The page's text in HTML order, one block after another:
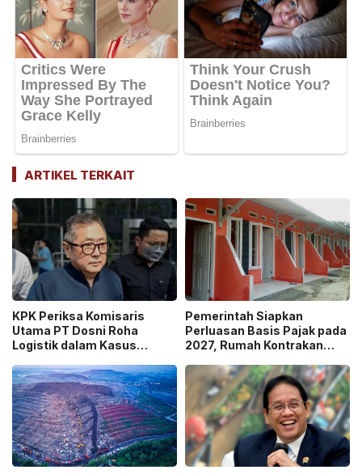
ARTIKEL TERKAIT
KPK Periksa Komisaris
Utama PT Dosni Roha
Logistik dalam Kasus
Pengangkutan Bansos!
Pemerintah Siapkan
Perluasan Basis Pajak pada
2027, Rumah Kontrakan
Pengawasan!